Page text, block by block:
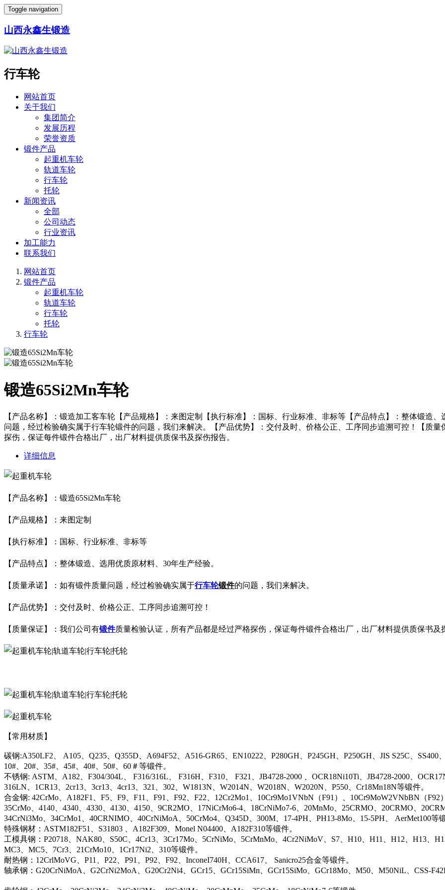
Toggle navigation
山西永鑫生锻造
行车轮
网站首页
关于我们
集团简介
发展历程
荣誉资质
锻件产品
起重机车轮
轨道车轮
行车轮
托轮
新闻资讯
全部
公司动态
行业资讯
加工能力
联系我们
网站首页
锻件产品
起重机车轮
轨道车轮
行车轮
托轮
行车轮
锻造65Si2Mn车轮
【产品名称】：锻造加工客车轮【产品规格】：来图定制【执行标准】：国标、行业标准、非标等【产品特点】：整体锻造
问题，经过检验确实属于行车轮锻件的问题，我们来解决。【产品优势】：交付及时、价格公正、工序同步追溯可控！【质
探伤，保证每件锻件合格出厂，出厂材料提供质保书及探伤报告。
详细信息
【产品名称】： 锻造65Si2Mn车轮
【产品规格】：来图定制
【执行标准】：国标、行业标准、非标等
【产品特点】：整体锻造、选用优质原材料、30年生产经验。
【质量承诺】：如有锻件质量问题，经过检验确实属于行车轮锻件的问题，我们来解决。
【产品优势】：交付及时、价格公正、工序同步追溯可控！
【质量保证】：我们公司有锻件质量检验认证，所有产品都是经过严格探伤，保证每件锻件合格出厂，出厂材料提供质保书及
【常用材质】
碳钢:A350LF2、 A105、Q235、Q355D、A694F52、A516-GR65、EN10222、P280GH、P245GH、P250GH、JIS S25C、SS400
10#、20#、35#、45#、40#、50#、60＃等锻件。
不锈钢: ASTM、A182、F304/304L、 F316/316L、 F316H、F310、 F321、JB4728-2000 、OCR18Ni10Ti、JB4728-2000、
316LN、1CR13、2cr13、3cr13、4cr13、321、302、W1813N、W2014N、W2018N、W2020N、P550、Cr18Mn18N等锻件。
合金钢: 42CrMo、A182F1、F5、F9、F11、F91、F92、F22、12Cr2Mo1、10Cr9Mo1VNbN（F91）、10Cr9MoW2VNbBN（F92
35CrMo、4140、4340、4330、4130、4150、9CR2MO、17NiCrMo6-4、18CrNiMo7-6、20MnMo、25CRMO、20CRMO、
34CrNi3Mo、34CrMo1、40CRNIMO、40CrNiMoA、50CrMo4、Q345D、300M、17-4PH、PH13-8Mo、15-5PH、 AerMet100等
特殊钢材：ASTM182F51、S31803 、A182F309、Monel N04400、A182F310等锻件。
工模具钢：P20718、NAK80、S50C、4Cr13、3Cr17Mo、5CrNiMo、5CrMnMo、4Cr2NiMoV、S7、H10、H11、H12、H13、
MC3、MC5、7Cr3、21CrMo10、1Cr17Ni2、310等锻件。
耐热钢：12CrlMoVG、P11、P22、P91、P92、F92、InconeI740H、CCA617、 Sanicro25合金等锻件。
轴承钢：G20CrNiMoA、G2CrNi2MoA、G20Cr2Ni4、GCr15、GCr15SiMn、GCr15SiMo、GCr18Mo、M50、M50NiL、CSS-